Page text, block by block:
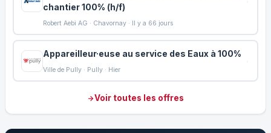
chantier 100% (h/f)
Robert Aebi AG · Chavornay · Il y a 66 jours
Appareilleur·euse au service des Eaux à 100%
Ville de Pully · Pully · Hier
Voir toutes les offres